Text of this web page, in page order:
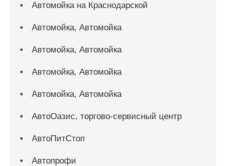
Автомойка на Краснодарской
Автомойка, Автомойка
Автомойка, Автомойка
Автомойка, Автомойка
Автомойка, Автомойка
АвтоОазис, торгово-сервисный центр
АвтоПитСтоп
Автопрофи